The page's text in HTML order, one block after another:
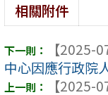
相關附件
【2025-
中心因應行政院
【2025-